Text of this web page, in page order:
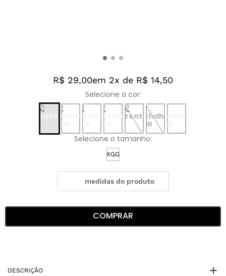
R$ 29,00em 2x de R$ 14,50
XGG
medidas do produto
COMPRAR
DESCRIÇÃO